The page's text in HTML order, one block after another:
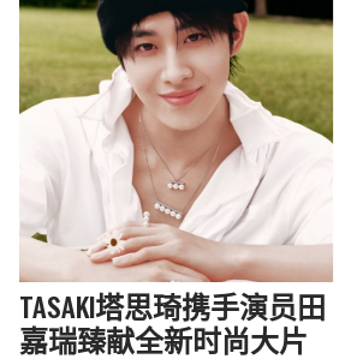
TASAKI塔思琦携手演员田
嘉瑞臻献全新时尚大片